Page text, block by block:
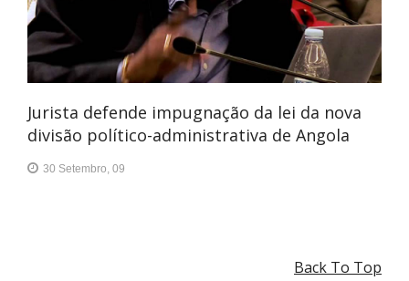
Jurista defende impugnação da lei da nova
divisão político-administrativa de Angola
30 Setembro, 09
Back To Top